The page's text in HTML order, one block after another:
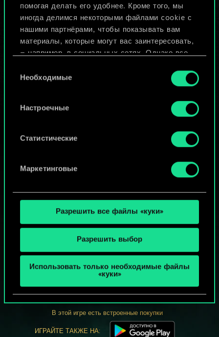
помогая делать его удобнее. Кроме того, мы
иногда делимся некоторыми файлами cookie с
нашими партнёрами, чтобы показывать вам
материалы, которые могут вас заинтересовать,
— например, в социальных сетях. Однако все
разрешения.
Найти подробную информацию о том, как мы
используем ваши файлы cookie, и изменить
«Настройки» ниже.
согласия
Необходимые
Настроечные
Статистические
Маркетинговые
Разрешить все файлы «куки»
Разрешить выбор
Использовать только необходимые файлы
«куки»
Изменить колоду
ИЛИ
МОЖЕТ ПАРТЕЕЧКУ В ГВИНТ?
ИГРАТЬ
БЕСПЛАТНО НА ПК
В этой игре есть встроенные покупки
ИГРАЙТЕ ТАКЖЕ НА: